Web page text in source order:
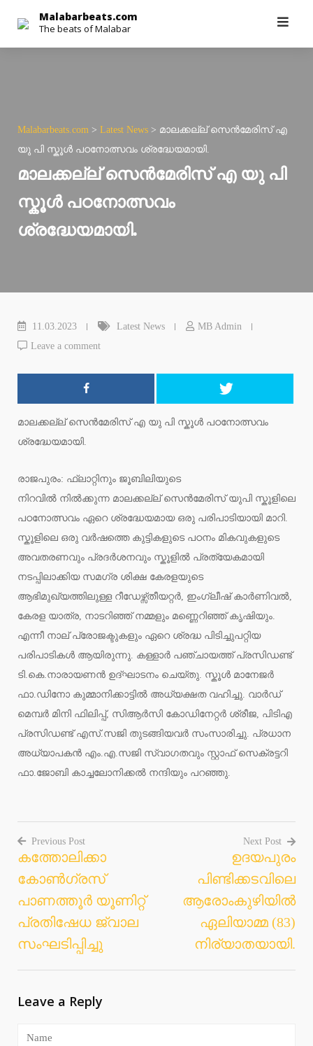
content
Malabarbeats.com
The beats of Malabar
Malabarbeats.com > Latest News > മാലക്കല്ല് സെൻമേരിസ് എ
യു പി സ്കൂൾ പഠനോത്സവം ശ്രദ്ധേയമായി.
മാലക്കല്ല് സെൻമേരിസ് എ യു പി
സ്കൂൾ പഠനോത്സവം
ശ്രദ്ധേയമായി.
11.03.2023 Latest News
MB Admin
Leave a comment
മാലക്കല്ല് സെൻമേരിസ് എ യു പി സ്കൂൾ പഠനോത്സവം
ശ്രദ്ധേയമായി.
രാജപുരം: ഫ്ലാറ്റിനും ജൂബിലിയുടെ
നിറവിൽ നിൽക്കുന്ന മാലക്കല്ല് സെൻമേരിസ് യുപി സ്കൂളിലെ
പഠനോത്സവം ഏറെ ശ്രദ്ധേയമായ ഒരു പരിപാടിയായി മാറി.
സ്കൂളിലെ ഒരു വർഷത്തെ കുട്ടികളുടെ പഠനം മികവുകളുടെ
അവതരണവും പ്രദർശനവും സ്കൂളിൽ പ്രത്യേകമായി
നടപ്പിലാക്കിയ സമഗ്ര ശിക്ഷ കേരളയുടെ
ആഭിമുഖ്യത്തിലുള്ള റീഡേഴ്സ്തീയറ്റർ, ഇംഗ്ലീഷ് കാർണിവൽ,
കേരള യാത്ര, നാടറിഞ്ഞ് നമ്മളും മണ്ണെറിഞ്ഞ് കൃഷിയും.
എന്നീ നാല് പ്രോജക്ടുകളും ഏറെ ശ്രദ്ധ പിടിച്ചുപറ്റിയ
പരിപാടികൾ ആയിരുന്നു. കള്ളാർ പഞ്ചായത്ത് പ്രസിഡണ്ട്
ടി.കെ.നാരായണൻ ഉദ്ഘാടനം ചെയ്തു. സ്കൂൾ മാനേജർ
ഫാ.ഡിനോ കുമ്മാനിക്കാട്ടിൽ അധ്യക്ഷത വഹിച്ചു. വാർഡ്
മെമ്പർ മിനി ഫിലിപ്പ്, സിആർസി കോഡിനേറ്റർ ശ്രീജ, പിടിഎ
പ്രസിഡണ്ട് എസ്.സജി തുടങ്ങിയവർ സംസാരിച്ചു. പ്രധാന
അധ്യാപകൻ എം.എ.സജി സ്വാഗതവും സ്റ്റാഫ് സെക്രട്ടറി
ഫാ.ജോബി കാച്ചലോനിക്കൽ നന്ദിയും പറഞ്ഞു.
Post
navigation
Previous Post
കത്തോലിക്കാ
കോൺഗ്രസ്
പാണത്തൂർ യൂണിറ്റ്
പ്രതിഷേധ ജ്വാല
സംഘടിപ്പിച്ചു
Next Post
ഉദയപുരം
പിണ്ടിക്കടവിലെ
ആരോംകുഴിയിൽ
ഏലിയാമ്മ (83)
നിര്യാതയായി.
Leave a Reply